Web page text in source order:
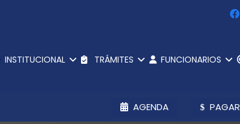
INSTITUCIONAL TRÁMITES FUNCIONARIOS
AGENDA PAGAR